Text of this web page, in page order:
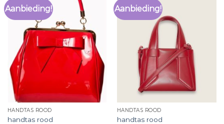
Aanbieding!
HANDTAS ROOD
handtas rood
Aanbieding!
HANDTAS ROOD
handtas rood